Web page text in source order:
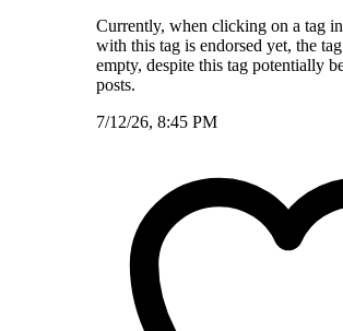
Currently, when clicking on a tag
with this tag is endorsed yet, the
empty, despite this tag potentially
posts.
7/12/26, 8:45 PM